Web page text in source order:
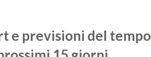
e previsioni del tempo